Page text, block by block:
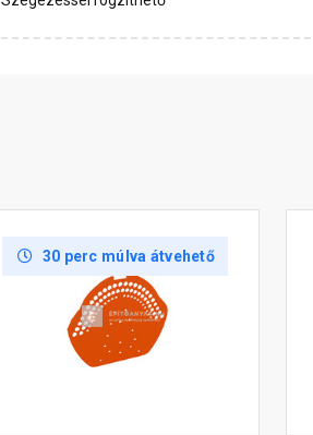
30 perc múlva átvehető